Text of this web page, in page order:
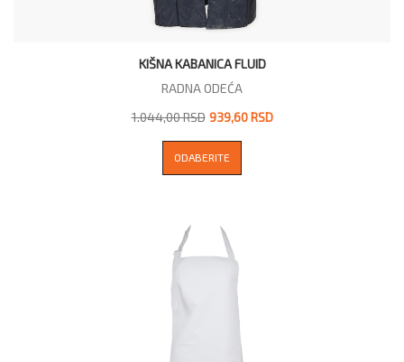
KIŠNA KABANICA FLUID
RADNA ODEĆA
1.044,00 RSD 939,60 RSD
ODABERITE